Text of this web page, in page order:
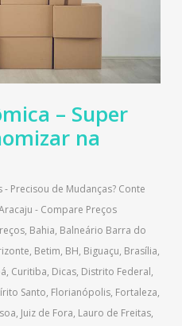
– Super
na
- Precisou de Mudanças? Conte
- Compare Preços
, Bahia, Balneário Barra do
, Betim, BH, Biguaçu, Brasília,
, Curitiba, Dicas, Distrito Federal,
Santo, Florianópolis, Fortaleza,
, Juiz de Fora, Lauro de Freitas,